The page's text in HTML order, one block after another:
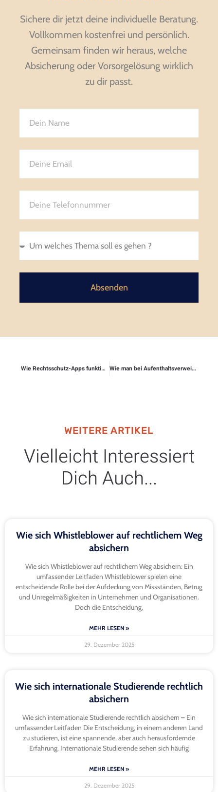
Sichere dir jetzt deine individuelle Beratung.
Vollkommen kostenfrei und persönlich.
Gemeinsam finden wir heraus, welche
Absicherung oder Vorsorgelösung wirklich
zu dir passt.
Absenden
Wie Rechtsschutz-Apps funktionieren Wie man bei Aufenthaltsverweigerung rechtlich reagiert
WEITERE ARTIKEL
Vielleicht Interessiert
Dich Auch...
Wie sich Whistleblower auf rechtlichem Weg
absichern
Wie sich Whistleblower auf rechtlichem Weg absichern: Ein
umfassender Leitfaden Whistleblower spielen eine
entscheidende Rolle bei der Aufdeckung von Missständen, Betrug
und Unregelmäßigkeiten in Unternehmen und Organisationen.
Doch die Entscheidung,
MEHR LESEN »
29. Dezember 2025
Wie sich internationale Studierende rechtlich
absichern
Wie sich internationale Studierende rechtlich absichern – Ein
umfassender Leitfaden Die Entscheidung, in einem anderen Land
zu studieren, ist eine spannende, aber auch herausfordernde
Erfahrung. Internationale Studierende sehen sich häufig
MEHR LESEN »
29. Dezember 2025